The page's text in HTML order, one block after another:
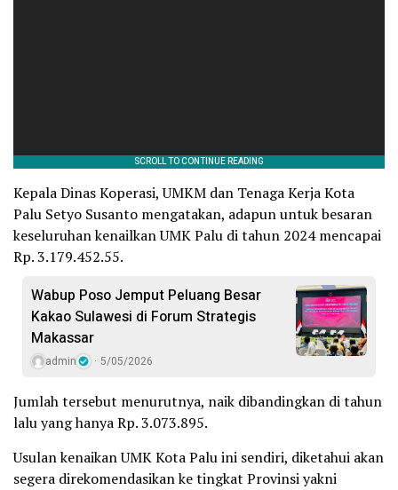
Kepala Dinas Koperasi, UMKM dan Tenaga Kerja Kota
Palu Setyo Susanto mengatakan, adapun untuk besaran
keseluruhan kenailkan UMK Palu di tahun 2024 mencapai
Rp. 3.179.452.55.
Wabup Poso Jemput Peluang Besar
Kakao Sulawesi di Forum Strategis
Makassar
admin 5/05/2026
Jumlah tersebut menurutnya, naik dibandingkan di tahun
lalu yang hanya Rp. 3.073.895.
Usulan kenaikan UMK Kota Palu ini sendiri, diketahui akan
segera direkomendasikan ke tingkat Provinsi yakni